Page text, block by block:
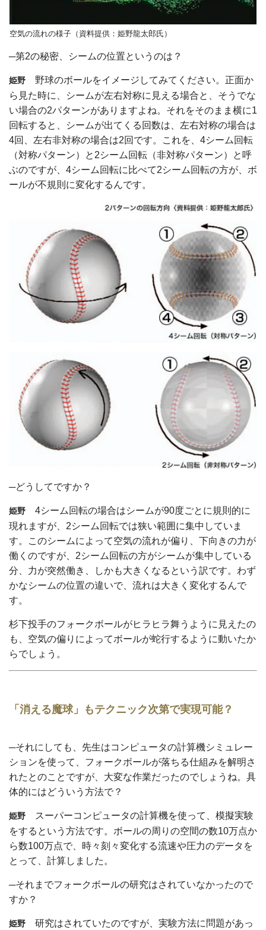
空気の流れの様子（資料提供：姫野龍太郎氏）
─第2の秘密、シームの位置というのは？
姫野 野球のボールをイメージしてみてください。正面か
ら見た時に、シームが左右対称に見える場合と、そうでな
い場合の2パターンがありますよね。それをそのまま横に1
回転すると、シームが出てくる回数は、左右対称の場合は
4回、左右非対称の場合は2回です。これを、4シーム回転
（対称パターン）と2シーム回転（非対称パターン）と呼
ぶのですが、4シーム回転に比べて2シーム回転の方が、ボ
ールが不規則に変化するんです。
─どうしてですか？
姫野 4シーム回転の場合はシームが90度ごとに規則的に
現れますが、2シーム回転では狭い範囲に集中していま
す。このシームによって空気の流れが偏り、下向きの力が
働くのですが、2シーム回転の方がシームが集中している
分、力が突然働き、しかも大きくなるという訳です。わず
かなシームの位置の違いで、流れは大きく変化するんで
す。
杉下投手のフォークボールがヒラヒラ舞うように見えたの
も、空気の偏りによってボールが蛇行するように動いたか
らでしょう。
「消える魔球」もテクニック次第で実現可能？
─それにしても、先生はコンピュータの計算機シミュレー
ションを使って、フォークボールが落ちる仕組みを解明さ
れたとのことですが、大変な作業だったのでしょうね。具
体的にはどういう方法で？
姫野 スーパーコンピュータの計算機を使って、模擬実験
をするという方法です。ボールの周りの空間の数10万点か
ら数100万点で、時々刻々変化する流速や圧力のデータを
とって、計算しました。
─それまでフォークボールの研究はされていなかったので
すか？
姫野 研究はされていたのですが、実験方法に問題があっ